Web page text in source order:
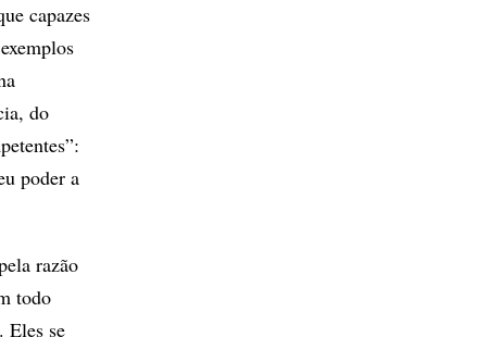
capazes
do
poder a
razão
todo
Eles se